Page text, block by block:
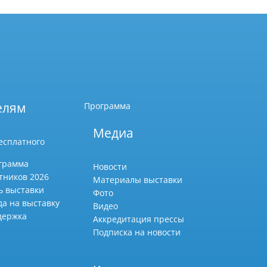
2026
выставки
на выставку
Программа
Медиа
Новости
Материалы выставки
Фото
Видео
Аккредитация прессы
Подписка на новости